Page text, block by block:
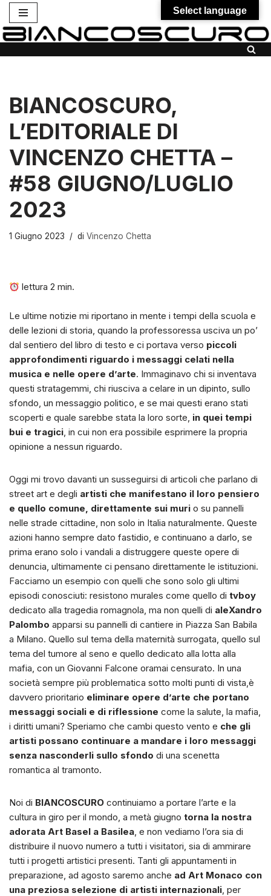
Vai
BIANCOSCURO,
L’EDITORIALE DI
VINCENZO CHETTA –
#58 GIUGNO/LUGLIO
2023
1 Giugno 2023 di Vincenzo Chetta
lettura2 min.
Le ultime notizie mi riportano in mente i tempi della scuola e
delle lezioni di storia, quando la professoressa usciva un po’
dal sentiero del libro di testo e ci portava verso piccoli
approfondimenti riguardo i messaggi celati nella
musica e nelle opere d’arte. Immaginavo chi si inventava
questi stratagemmi, chi riusciva a celare in un dipinto, sullo
sfondo, un messaggio politico, e se mai questi erano stati
scoperti e quale sarebbe stata la loro sorte, in quei tempi
bui e tragici, in cui non era possibile esprimere la propria
opinione a nessun riguardo.
Oggi mi trovo davanti un susseguirsi di articoli che parlano di
street art e degli artisti che manifestano il loro pensiero
e quello comune, direttamente sui muri o su pannelli
nelle strade cittadine, non solo in Italia naturalmente. Queste
azioni hanno sempre dato fastidio, e continuano a darlo, se
prima erano solo i vandali a distruggere queste opere di
denuncia, ultimamente ci pensano direttamente le istituzioni.
Facciamo un esempio con quelli che sono solo gli ultimi
episodi conosciuti: resistono murales come quello di tvboy
dedicato alla tragedia romagnola, ma non quelli di aleXandro
Palombo apparsi su pannelli di cantiere in Piazza San Babila
a Milano. Quello sul tema della maternità surrogata, quello sul
tema del tumore al seno e quello dedicato alla lotta alla
mafia, con un Giovanni Falcone oramai censurato. In una
società sempre più problematica sotto molti punti di vista,è
davvero prioritario eliminare opere d’arte che portano
messaggi sociali e di riflessione come la salute, la mafia,
i diritti umani? Speriamo che cambi questo vento e che gli
artisti possano continuare a mandare i loro messaggi
senza nasconderli sullo sfondo di una scenetta
romantica al tramonto.
Noi di BIANCOSCURO continuiamo a portare l’arte e la
cultura in giro per il mondo, a metà giugno torna la nostra
adorata Art Basel a Basilea, e non vediamo l’ora sia di
distribuire il nuovo numero a tutti i visitatori, sia di ammirare
tutti i progetti artistici presenti. Tanti gli appuntamenti in
preparazione, ad agosto saremo anche ad Art Monaco con
una preziosa selezione di artisti internazionali, per
Select language